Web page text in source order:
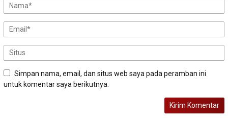
Simpan nama, email, dan situs web saya pada peramban ini
untuk komentar saya berikutnya.